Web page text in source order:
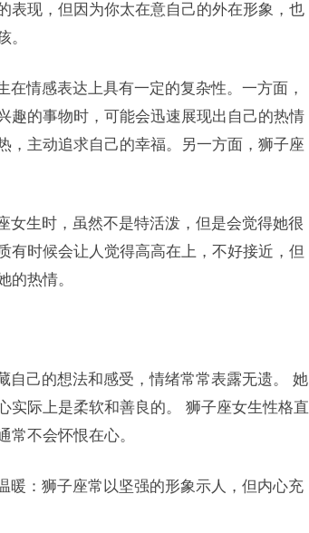
表现，但因为你太在意自己的外在形象，也
。
情感表达上具有一定的复杂性。一方面，
趣的事物时，可能会迅速展现出自己的热情
，主动追求自己的幸福。另一方面，狮子座
女生时，虽然不是特活泼，但是会觉得她很
有时候会让人觉得高高在上，不好接近，但
的热情。
自己的想法和感受，情绪常常表露无遗。 她
实际上是柔软和善良的。 狮子座女生性格直
常不会怀恨在心。
暖：狮子座常以坚强的形象示人，但内心充